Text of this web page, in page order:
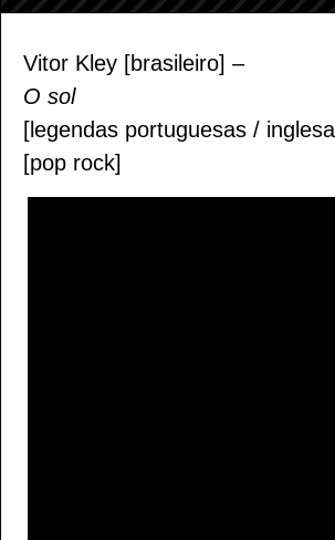
Vitor Kley [brasileiro] –
O sol
[legendas portuguesas /
[pop rock]